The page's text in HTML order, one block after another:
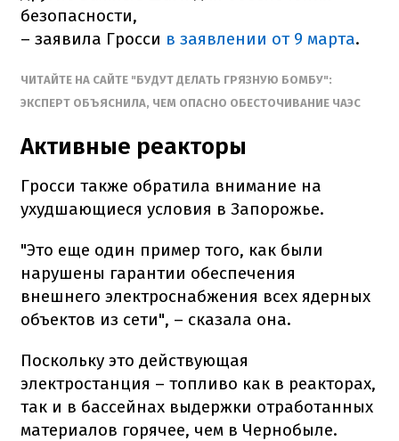
безопасности,
– заявила Гросси в заявлении от 9 марта.
ЧИТАЙТЕ НА САЙТЕ "БУДУТ ДЕЛАТЬ ГРЯЗНУЮ БОМБУ":
ЭКСПЕРТ ОБЪЯСНИЛА, ЧЕМ ОПАСНО ОБЕСТОЧИВАНИЕ ЧАЭС
Активные реакторы
Гросси также обратила внимание на
ухудшающиеся условия в Запорожье.
"Это еще один пример того, как были
нарушены гарантии обеспечения
внешнего электроснабжения всех ядерных
объектов из сети", – сказала она.
Поскольку это действующая
электростанция – топливо как в реакторах,
так и в бассейнах выдержки отработанных
материалов горячее, чем в Чернобыле.